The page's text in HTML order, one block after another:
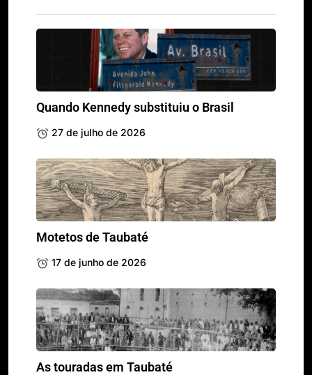
Quando Kennedy substituiu o Brasil
27 de julho de 2026
Motetos de Taubaté
17 de junho de 2026
As touradas em Taubaté